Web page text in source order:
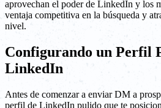
aprovechan el poder de LinkedIn y los
ventaja competitiva en la búsqueda y
nivel.
Configurando un Perfil
LinkedIn
Antes de comenzar a enviar DM a
perfil de LinkedIn pulido que te